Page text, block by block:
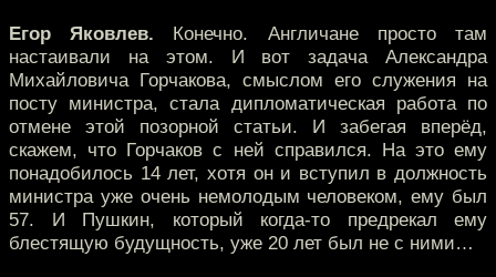
Егор Яковлев. Конечно. Англичане просто там
настаивали на этом. И вот задача Александра
Михайловича Горчакова, смыслом его служения на
посту министра, стала дипломатическая работа по
отмене этой позорной статьи. И забегая вперёд,
скажем, что Горчаков с ней справился. На это ему
понадобилось 14 лет, хотя он и вступил в должность
министра уже очень немолодым человеком, ему был
57. И Пушкин, который когда-то предрекал ему
блестящую будущность, уже 20 лет был не с ними…